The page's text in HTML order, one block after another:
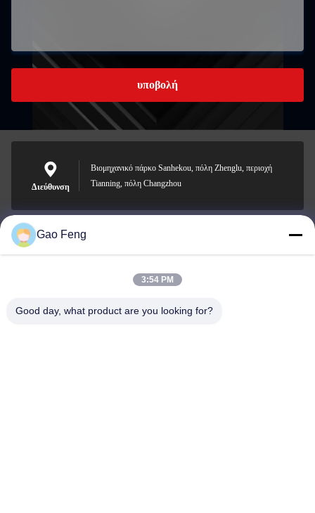
υποβολή
Διεύθυνση
Βιομηχανικό πάρκο Sanhekou, πόλη Zhenglu, περιοχή
Tianning, πόλη Changzhou
suli@sulidry.com
Gao Feng
3:54 PM
Good day, what product are you looking for?